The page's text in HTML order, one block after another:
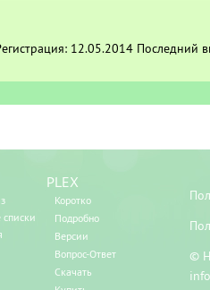
12.05.2014 Последний
PLEX
Коротко
Подробно
Версии
Вопрос-Ответ
Скачать
©